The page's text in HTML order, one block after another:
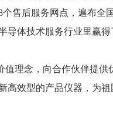
售后服务网点，遍布全
导体技术服务行业里赢得
理念，向合作伙伴提供
高效型的产品仪器，为